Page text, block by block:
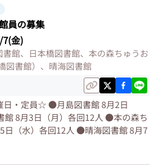
員の募集
7(金)
書館、日本橋図書館、本の森ちゅうお
図書館）、晴海図書館
・定員☆ ●月島図書館 8月2日
館 8月3日（月）各回12人 ●本の森ち
日（水）各回12人 ●晴海図書館 8月7